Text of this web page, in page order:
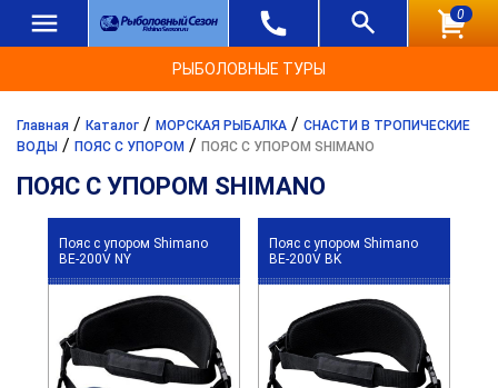
0
РЫБОЛОВНЫЕ ТУРЫ
Главная / Каталог / МОРСКАЯ РЫБАЛКА / СНАСТИ В ТРОПИЧЕСКИЕ
ВОДЫ / ПОЯС С УПОРОМ / ПОЯС С УПОРОМ SHIMANO
ПОЯС С УПОРОМ SHIMANO
Пояс с упором Shimano
BE-200V NY
Пояс с упором Shimano
BE-200V BK